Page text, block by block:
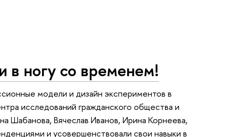
в ногу со временем!
модели и дизайн экспериментов в
исследований гражданского общества и
Шабанова, Вячеслав Иванов, Ирина Корнеева,
и усовершенствовали свои навыки в